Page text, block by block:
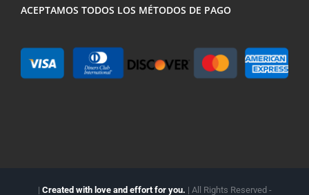
ACEPTAMOS TODOS LOS MÉTODOS DE PAGO
| Created with love and effort for you. | All Rights Reserved -